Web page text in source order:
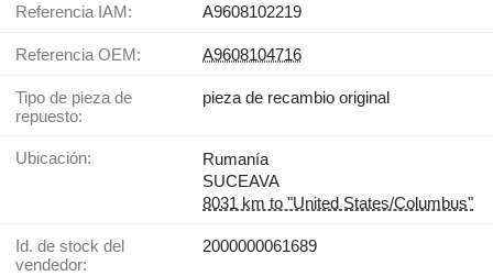
Referencia IAM: A9608102219
Referencia OEM: A9608104716
Tipo de pieza de
repuesto:
pieza de recambio original
Ubicación:
Rumanía
SUCEAVA
8031 km to "United States/Columbus"
Id. de stock del
vendedor:
2000000061689